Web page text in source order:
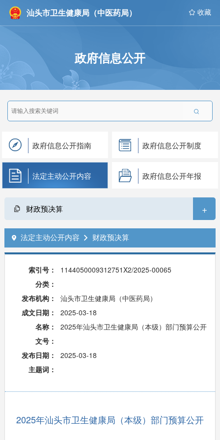
汕头市卫生健康局（中医药局）  收藏
政府信息公开

政府信息公开指南 政府信息公开制度
法定主动公开内容 政府信息公开年报
财政预决算 +
 法定主动公开内容  财政预决算
索引号：
1144050009312751X2/2025-00065
分类：
发布机构：
汕头市卫生健康局（中医药局）
成文日期：
2025-03-18
名称：
2025年汕头市卫生健康局（本级）部门预算公开
文号：
发布日期：
2025-03-18
主题词：
2025年汕头市卫生健康局（本级）部门预算公开